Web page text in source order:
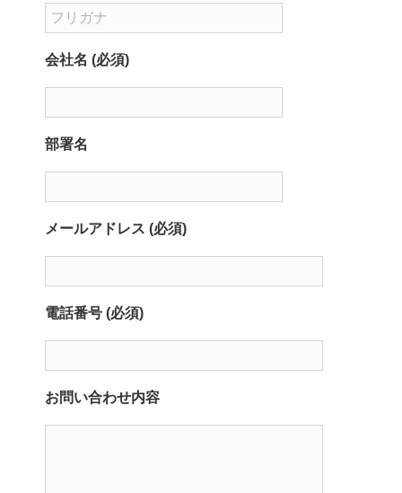
会社名 (必須)
部署名
メールアドレス (必須)
電話番号 (必須)
お問い合わせ内容